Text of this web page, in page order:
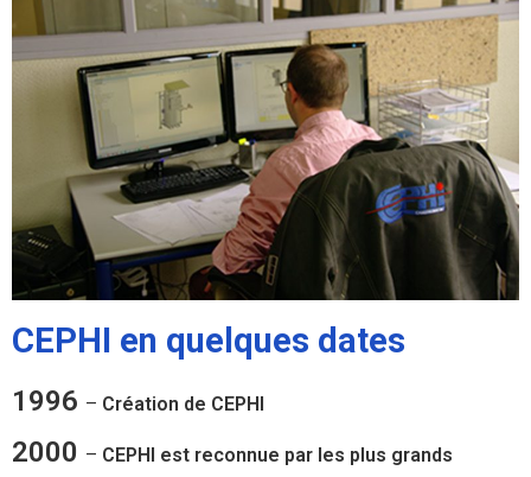
CEPHI en quelques dates
1996 – Création de CEPHI
2000 – CEPHI est reconnue par les plus grands